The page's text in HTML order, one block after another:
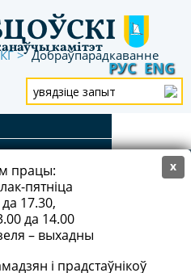
камітэт
РУС ENG
вул. Ленінская, 45
ПРАЦЫ
x
працы:
пятніца
17.30,
да 14.00
– выхадны
і прадстаўнікоў
+375 (1717) 5-10-00
(для дзелавой
Добраўпарадкаванне